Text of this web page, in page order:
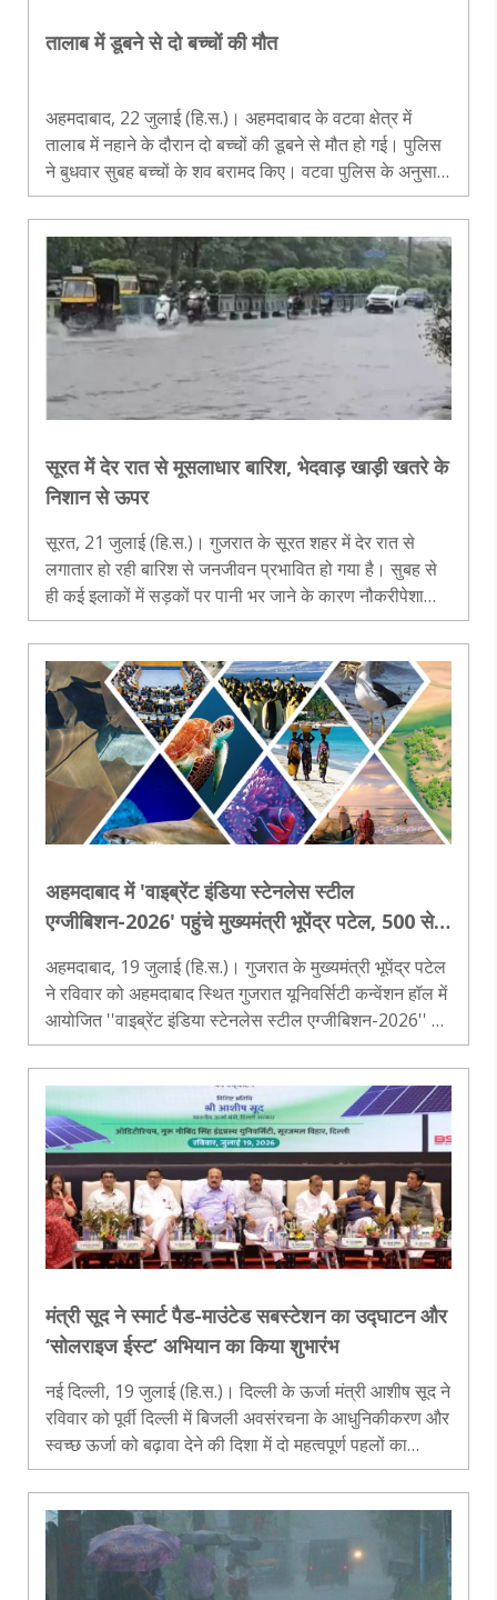
तालाब में डूबने से दो बच्चों की मौत
अहमदाबाद, 22 जुलाई (हि.स.)। अहमदाबाद के वटवा क्षेत्र में
तालाब में नहाने के दौरान दो बच्चों की डूबने से मौत हो गई। पुलिस
ने बुधवार सुबह बच्चों के शव बरामद किए। वटवा पुलिस के अनुसार
बच्चों की पहचान 13 वर्षीय अरमान इस्लामुद्दीन और मोहम्मद अली
यादअल..
सूरत में देर रात से मूसलाधार बारिश, भेदवाड़ खाड़ी खतरे के
निशान से ऊपर
सूरत, 21 जुलाई (हि.स.)। गुजरात के सूरत शहर में देर रात से
लगातार हो रही बारिश से जनजीवन प्रभावित हो गया है। सुबह से
ही कई इलाकों में सड़कों पर पानी भर जाने के कारण नौकरीपेशा
लोगों, कॉलेज के छात्रों और वाहन चालकों को भारी परेशानी का
सामना करना पड़ा।..
अहमदाबाद में 'वाइब्रेंट इंडिया स्टेनलेस स्टील
एग्जीबिशन-2026' पहुंचे मुख्यमंत्री भूपेंद्र पटेल, 500 से
अधिक ब्रांड्स की प्रदर्शनी का किया अवलोकन
अहमदाबाद, 19 जुलाई (हि.स.)। गुजरात के मुख्यमंत्री भूपेंद्र पटेल
ने रविवार को अहमदाबाद स्थित गुजरात यूनिवर्सिटी कन्वेंशन हॉल में
आयोजित ''वाइब्रेंट इंडिया स्टेनलेस स्टील एग्जीबिशन-2026'' का
दौरा किया। मुख्यमंत्री ने प्रदर्शनी में लगाए गए विभिन्न ..
मंत्री सूद ने स्मार्ट पैड-माउंटेड सबस्टेशन का उद्घाटन और
‘सोलराइज ईस्ट’ अभियान का किया शुभारंभ
नई दिल्ली, 19 जुलाई (हि.स.)। दिल्ली के ऊर्जा मंत्री आशीष सूद ने
रविवार को पूर्वी दिल्ली में बिजली अवसंरचना के आधुनिकीकरण और
स्वच्छ ऊर्जा को बढ़ावा देने की दिशा में दो महत्वपूर्ण पहलों का
शुभारंभ किया। उन्होंने गांधी नगर में स्मार्ट पैड-माउंटेड सबस..